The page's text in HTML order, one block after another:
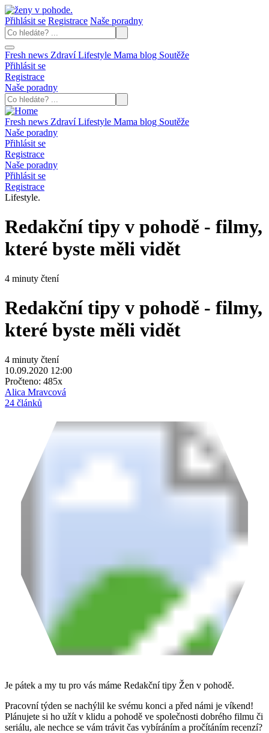
Přihlásit se Registrace Naše poradny
Fresh news ZdravíLifestyle Mama blog Soutěže
Přihlásit se
Registrace
Naše poradny
Fresh news ZdravíLifestyle Mama blog Soutěže
Naše poradny
Přihlásit se
Registrace
Naše poradny
Přihlásit se
Registrace
Lifestyle.
Redakční tipy v pohodě - filmy,
které byste měli vidět
4 minuty čtení
Redakční tipy v pohodě - filmy,
které byste měli vidět
4 minuty čtení
10.09.2020 12:00
Pročteno: 485x
Alica Mravcová
24 článků
Je pátek a my tu pro vás máme Redakční tipy Žen v pohodě.
Pracovní týden se nachýlil ke svému konci a před námi je víkend!
Plánujete si ho užít v klidu a pohodě ve společnosti dobrého filmu či
seriálu, ale nechce se vám trávit čas vybíráním a pročítáním recenzí?